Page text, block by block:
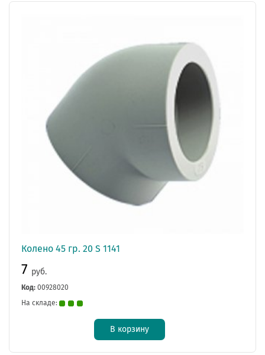
Колено 45 гр. 20 S 1141
7 руб.
Код: 00928020
На складе:
В корзину